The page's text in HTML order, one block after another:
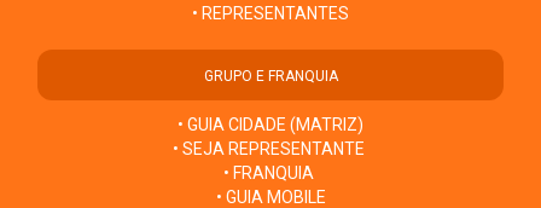
• REPRESENTANTES
GRUPO E FRANQUIA
• GUIA CIDADE (MATRIZ)
• SEJA REPRESENTANTE
• FRANQUIA
• GUIA MOBILE